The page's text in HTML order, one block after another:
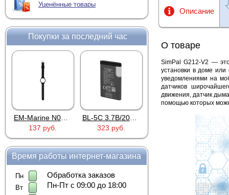
Уценённые товары
Покупки за последний час
EM-Marine N006BB
137 руб.
BL-5C 3.7В/2000мАч
323 руб.
922
Время работы интернет-магазина
Пн
Вт
Обработка заказов
Пн-Пт с 09:00 до 18:00
Описание
О товаре
SimPal G212-V2 —
установки в доме
уведомлениями на
датчиков
движения, датчик
помощью которых